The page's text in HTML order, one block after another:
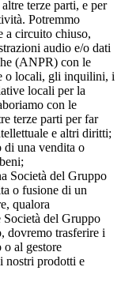
terze parti, e per
Potremmo
a circuito chiuso,
audio e/o dati
(ANPR) con le
o locali, gli inquilini, i
locali per la
con le
terze parti per far
e altri diritti;
una vendita o
Società del Gruppo
o fusione di un
qualora
del Gruppo
dovremo trasferire i
al gestore
nostri prodotti e